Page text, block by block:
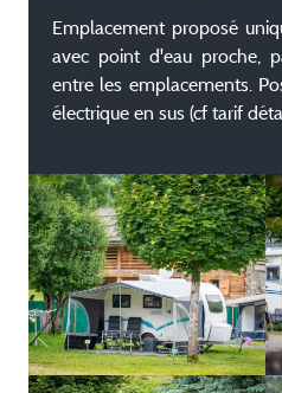
Emplacement proposé
avec point d'eau proche,
entre les emplacements.
électrique en sus (cf tarif